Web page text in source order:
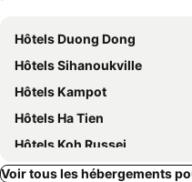
Hôtels Duong Dong
Hôtels Sihanoukville
Hôtels Kampot
Hôtels Ha Tien
Hôtels Koh Russei
Voir tous les hébergements